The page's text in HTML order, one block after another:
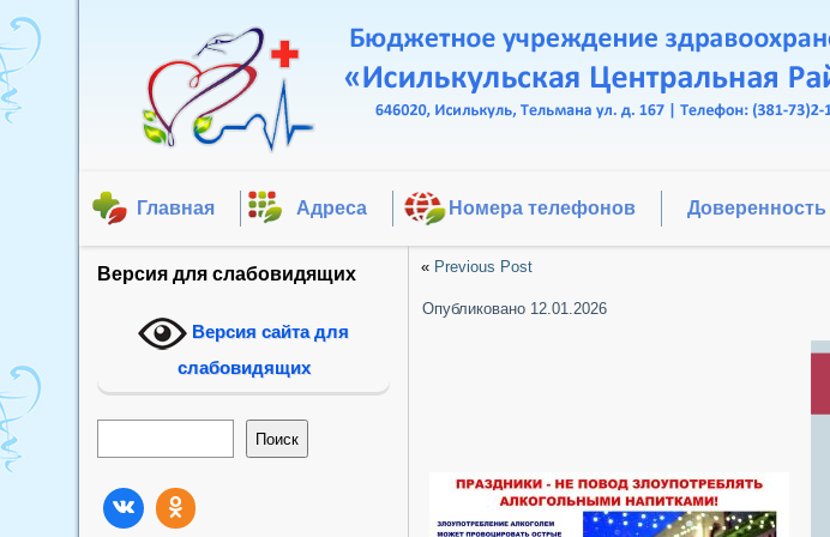
Главная Адреса Номера телефонов Доверенность
Версия для слабовидящих
Версия сайта для
слабовидящих
Поиск
« Previous Post
Опубликовано 12.01.2026